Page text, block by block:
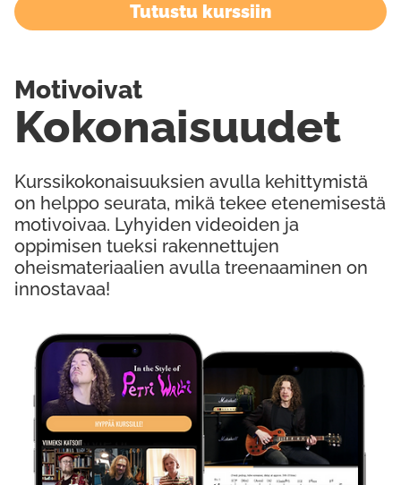
Kokeile Ilmaiseksi
Tutustu kurssiin
Kurssikokonaisuuksien avulla kehittymistä
on helppo seurata, mikä tekee etenemisestä
motivoivaa. Lyhyiden videoiden ja
oppimisen tueksi rakennettujen
oheismateriaalien avulla treenaaminen on
innostavaa!
Kokonaisuudet
Motivoivat